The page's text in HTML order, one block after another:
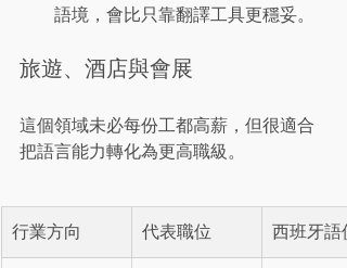
語境，會比只靠翻譯工具更穩妥。
旅遊、酒店與會展
這個領域未必每份工都高薪，但很適合
把語言能力轉化為更高職級。
行業方向 代表職位 西班牙語